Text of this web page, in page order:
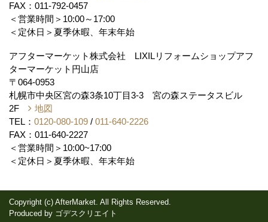
FAX：011-792-0457
＜営業時間＞10:00～17:00
＜定休日＞夏季休暇、年末年始
アフターマーケット株式会社 LIXILリフォームショップアフ
ターマーケット円山店
〒064-0953
札幌市中央区宮の森3条10丁目3-3 宮の森ステータスビル
2F
地図
TEL： 0120-080-109 / 011-640-2226
FAX：011-640-2227
＜営業時間＞10:00~17:00
＜定休日＞夏季休暇、年末年始
Copyright (c) AfterMarket. All Rights Reserved.
Produced by ゴデスクリエイト